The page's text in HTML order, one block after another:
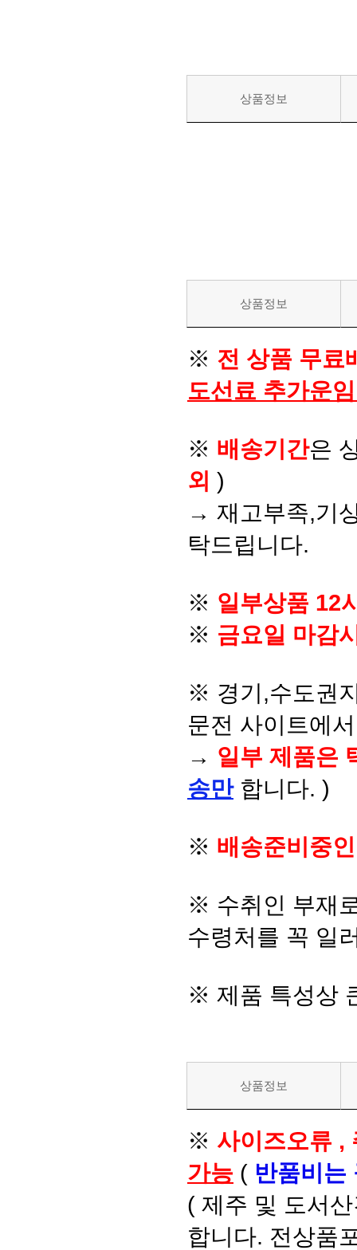
상품정보
상품정보
※ 전 상품 무료
도선료 추가운
※ 배송기간은
외 )
→ 재고부족,기
탁드립니다.
※ 일부상품 12
※ 금요일 마감
※ 경기,수도권
문전 사이트에
→ 일부 제품은
송만 합니다. )
※ 배송준비중
※ 수취인 부재
수령처를 꼭 일
※ 제품 특성상
상품정보
※ 사이즈오류 ,
가능 ( 반품비는
( 제주 및 도서
합니다. 전상품